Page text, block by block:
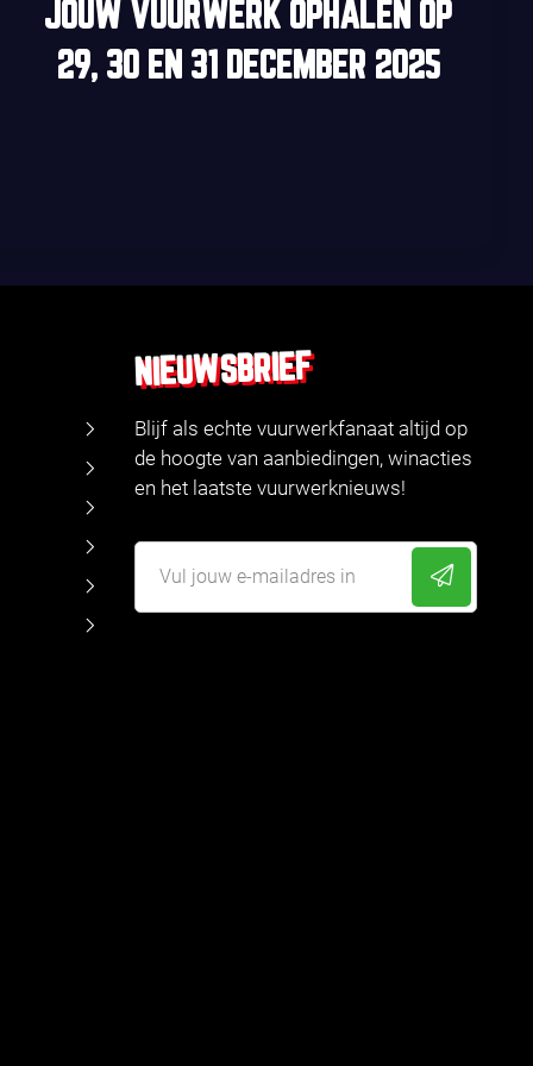
JOUW VUURWERK OPHALEN OP
29, 30EN 31 DECEMBER 2025
NIEUWSBRIEF
Blijf als echte vuurwerkfanaat altijd op
de hoogte van aanbiedingen, winacties
en het laatste vuurwerknieuws!